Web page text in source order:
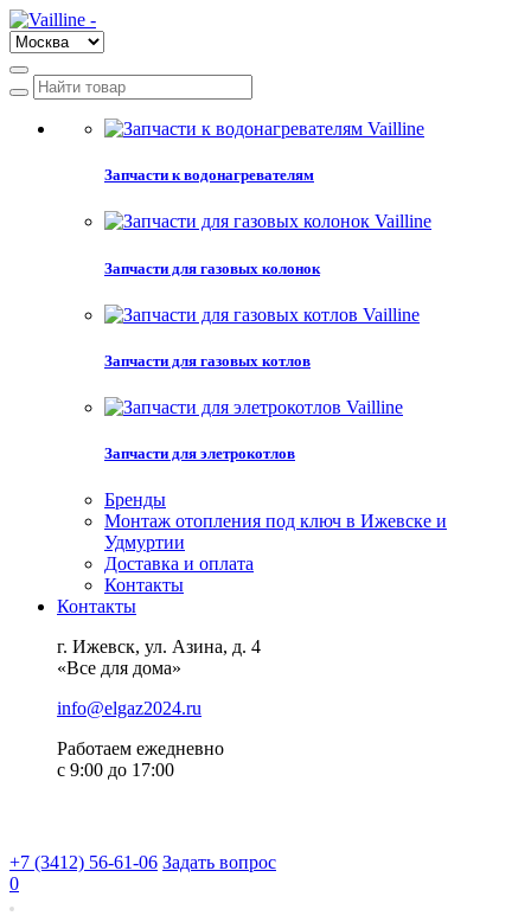
Запчасти к водонагревателям
Запчасти для газовых колонок
Запчасти для газовых котлов
Запчасти для элетрокотлов
Бренды
Монтаж отопления под ключ в Ижевске и
Удмуртии
Доставка и оплата
Контакты
Контакты
г. Ижевск, ул. Азина, д. 4
«Все для дома»
info@elgaz2024.ru
Работаем eжедневно
с 9:00 до 17:00
+7 (3412) 56-61-06 Задать вопрос
0